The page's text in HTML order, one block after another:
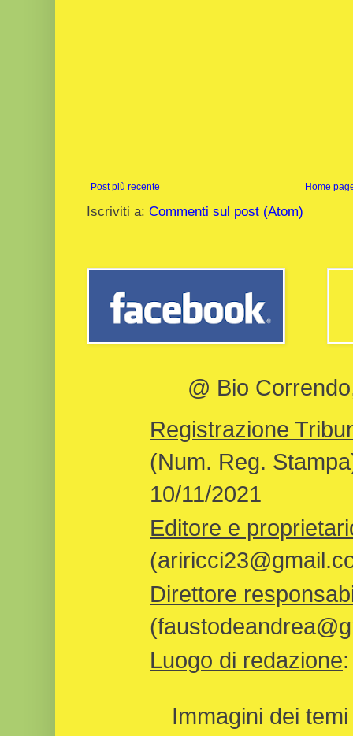
Post più recente Home
Iscriviti a: Commenti sul post (Atom)
@ Bio
Registrazione
(Num. Reg.
10/11/2021
Editore e
Direttore
Luogo di redazione
Immagini dei